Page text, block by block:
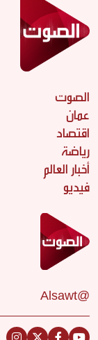
الصوت
عمان
اقتصاد
رياضة
أخبار العالم
فيديو
@Alsawt